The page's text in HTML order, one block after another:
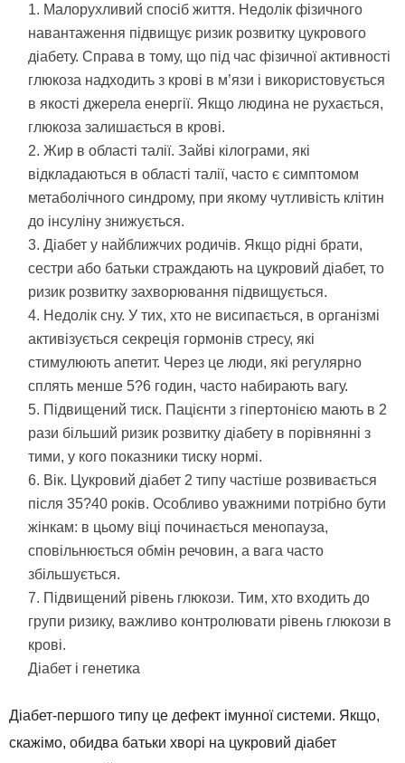
Малорухливий спосіб життя. Недолік фізичного
навантаження підвищує ризик розвитку цукрового
діабету. Справа в тому, що під час фізичної активності
глюкоза надходить з крові в м’язи і використовується
в якості джерела енергії. Якщо людина не рухається,
глюкоза залишається в крові.
Жир в області талії. Зайві кілограми, які
відкладаються в області талії, часто є симптомом
метаболічного синдрому, при якому чутливість клітин
до інсуліну знижується.
Діабет у найближчих родичів. Якщо рідні брати,
сестри або батьки страждають на цукровий діабет, то
ризик розвитку захворювання підвищується.
Недолік сну. У тих, хто не висипається, в організмі
активізується секреція гормонів стресу, які
стимулюють апетит. Через це люди, які регулярно
сплять менше 5?6 годин, часто набирають вагу.
Підвищений тиск. Пацієнти з гіпертонією мають в 2
рази більший ризик розвитку діабету в порівнянні з
тими, у кого показники тиску нормі.
Вік. Цукровий діабет 2 типу частіше розвивається
після 35?40 років. Особливо уважними потрібно бути
жінкам: в цьому віці починається менопауза,
сповільнюється обмін речовин, а вага часто
збільшується.
Підвищений рівень глюкози. Тим, хто входить до
групи ризику, важливо контролювати рівень глюкози в
крові.
Діабет і генетика
Діабет-першого типу це дефект імунної системи. Якщо,
скажімо, обидва батьки хворі на цукровий діабет